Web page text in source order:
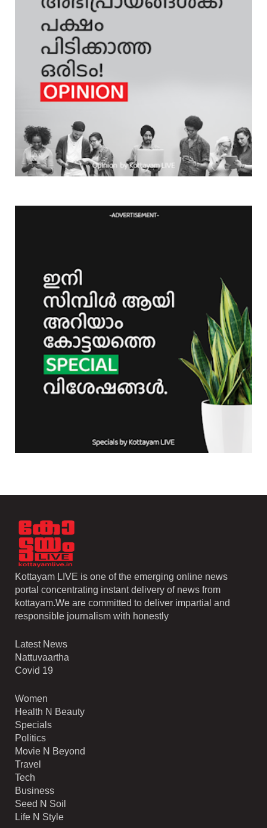
Kottayam LIVE is one of the emerging online news
portal concentrating instant delivery of news from
kottayam.We are committed to deliver impartial and
responsible journalism with honestly
Latest News
Nattuvaartha
Covid 19
Women
Health N Beauty
Specials
Politics
Movie N Beyond
Travel
Tech
Business
Seed N Soil
Life N Style